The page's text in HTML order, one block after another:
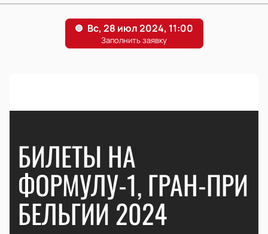
БИЛЕТЫ НА
ФОРМУЛУ-1, ГРАН-ПРИ
БЕЛЬГИИ 2024